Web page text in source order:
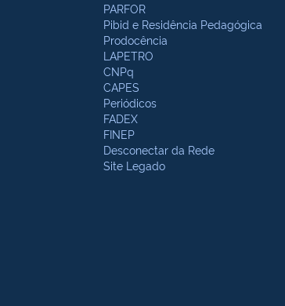
PARFOR
Pibid e Residência Pedagógica
Prodocência
LAPETRO
CNPq
CAPES
Periódicos
FADEX
FINEP
Desconectar da Rede
Site Legado